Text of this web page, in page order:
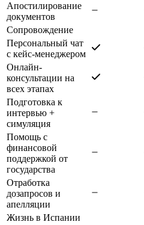
Апостилирование
документов
Сопровождение
Персональный чат
с кейс-менеджером
Онлайн-
консультации на
всех этапах
Подготовка к
интервью +
симуляция
Помощь с
финансовой
поддержкой от
государства
Отработка
дозапросов и
апелляции
Жизнь в Испании